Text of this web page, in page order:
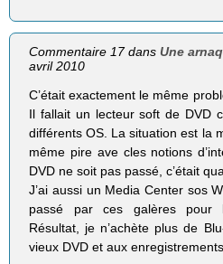
Commentaire 17 dansUne
avril 2010
C’était exactement le même
Il fallait un lecteur soft de DVD
différents OS. La situation est la
même pire ave cles notions
DVD ne soit pas passé, c’était
J’ai aussi un Media Center sos
passé par ces galères pour
Résultat, je n’achète plus de
vieux DVD et aux